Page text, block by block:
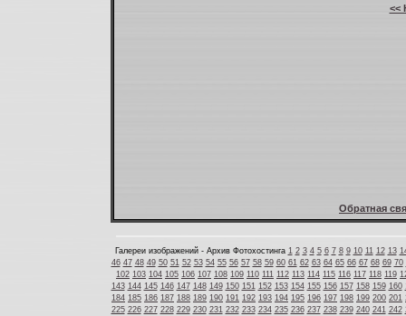
<<
Обратная
Галереи изображений - Архив Фотохостинга 1 2 3 4 5 6 7 8 9 10 11 12 13
46 47 48 49 50 51 52 53 54 55 56 57 58 59 60 61 62 63 64 65 66 67 68 69 70
102 103 104 105 106 107 108 109 110 111 112 113 114 115 116 117 118 119
143 144 145 146 147 148 149 150 151 152 153 154 155 156 157 158 159 160
184 185 186 187 188 189 190 191 192 193 194 195 196 197 198 199 200 201
225 226 227 228 229 230 231 232 233 234 235 236 237 238 239 240 241 242